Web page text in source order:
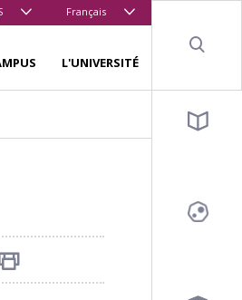
Français
L'UNIVERSITÉ